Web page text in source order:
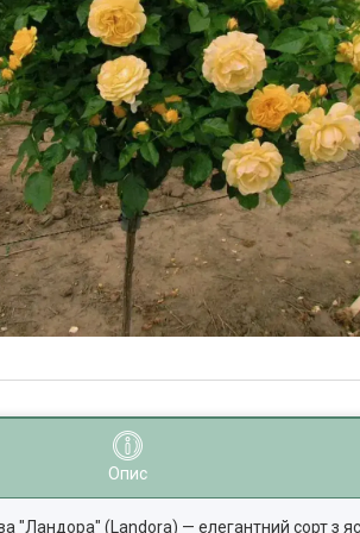
Опис
"Ландора" (Landora) — елегантний сорт з